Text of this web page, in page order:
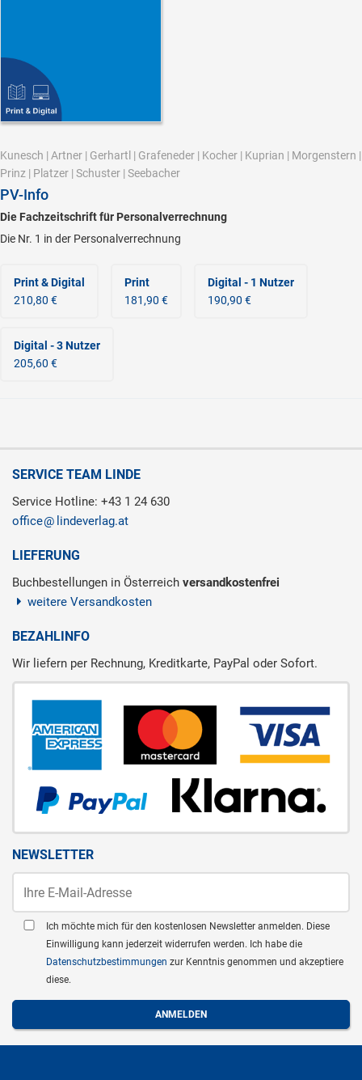
Kunesch | Artner | Gerhartl | Grafeneder | Kocher | Kuprian | Morgenstern |
Prinz | Platzer | Schuster | Seebacher
PV-Info
Die Fachzeitschrift für Personalverrechnung
Die Nr. 1 in der Personalverrechnung
Print & Digital
210,80 €
Print
181,90 €
Digital - 1 Nutzer
190,90 €
Digital - 3 Nutzer
205,60 €
SERVICE TEAM LINDE
Service Hotline: +43 1 24 630
office
lindeverlag.at
LIEFERUNG
Buchbestellungen in Österreich versandkostenfrei
weitere Versandkosten
BEZAHLINFO
Wir liefern per Rechnung, Kreditkarte, PayPal oder Sofort.
NEWSLETTER
Ich möchte mich für den kostenlosen Newsletter anmelden. Diese
Einwilligung kann jederzeit widerrufen werden. Ich habe die
Datenschutzbestimmungen zur Kenntnis genommen und akzeptiere
diese.